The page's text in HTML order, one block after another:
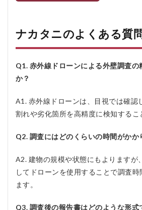
ナカタニのよくある質
Q1. 赤外線ドローンによる外壁調査の
か？
A1. 赤外線ドローンは、目視では確認
割れや劣化箇所を高精度に検知するこ
Q2. 調査にはどのくらいの時間がかか
A2. 建物の規模や状態にもよりますが
してドローンを使用することで調査時
ます。
Q3. 調査後の報告書はどのような形式